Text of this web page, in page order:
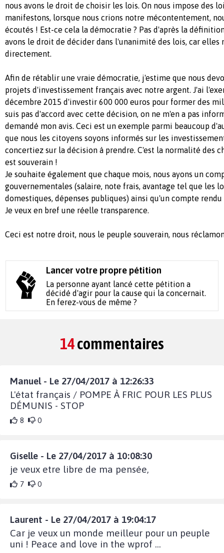
nous avons le droit de choisir les lois. On nous impose des
manifestons, lorsque nous crions notre mécontentement,
écoutés ! Est-ce cela la démocratie ? Pas d'après la
avons le droit de décider dans l'unanimité des lois, car elles
directement.
Afin de rétablir une vraie démocratie, j'estime que nous
projets d'investissement français avec notre argent. J'ai
décembre 2015 d'investir 600 000 euros pour former des
suis pas d'accord avec cette décision, on ne m'en a pas
demandé mon avis. Ceci est un exemple parmi beaucoup
que nous les citoyens soyons informés sur les
concertiez sur la décision à prendre. C'est la normalité des
est souverain !
Je souhaite également que chaque mois, nous ayons un
gouvernementales (salaire, note frais, avantage tel que les
domestiques, dépenses publiques) ainsi qu'un compte
Je veux en bref une réelle transparence.
Ceci est notre droit, nous le peuple souverain, nous
Lancer votre propre pétition
La personne ayant lancé cette pétition a
décidé d'agir pour la cause qui la concernait.
En ferez-vous de même ?
14commentaires
Manuel - Le 27/04/2017 à 12:26:33
L'état français / POMPE À FRIC POUR LES PLUS
DÉMUNIS - STOP
8 0
Giselle - Le 27/04/2017 à 10:08:30
je veux etre libre de ma pensée,
7 0
Laurent - Le 27/04/2017 à 19:04:17
Car je veux un monde meilleur pour un peuple
uni ! Peace and love in the wprof ...